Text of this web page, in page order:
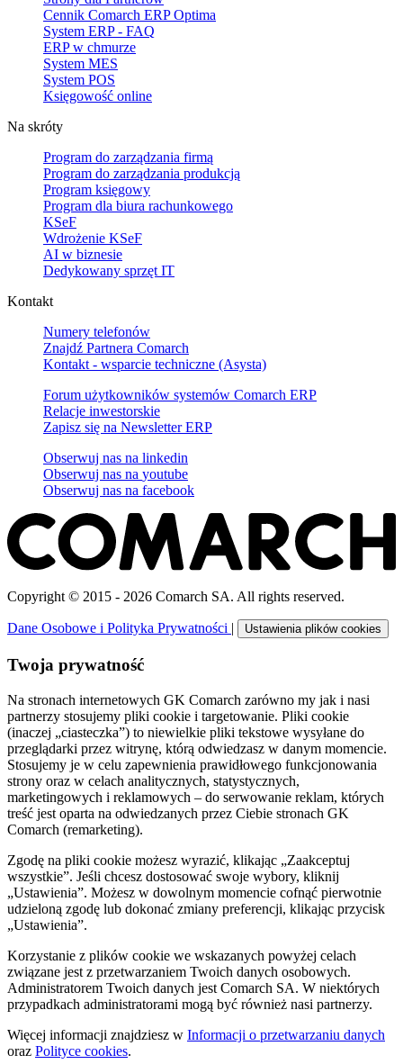
Cennik Comarch ERP Optima
System ERP - FAQ
ERP w chmurze
System MES
System POS
Księgowość online
Na skróty
Program do zarządzania firmą
Program do zarządzania produkcją
Program księgowy
Program dla biura rachunkowego
KSeF
Wdrożenie KSeF
AI w biznesie
Dedykowany sprzęt IT
Kontakt
Numery telefonów
Znajdź Partnera Comarch
Kontakt - wsparcie techniczne (Asysta)
Forum użytkowników systemów Comarch ERP
Relacje inwestorskie
Zapisz się na Newsletter ERP
Obserwuj nas na linkedin
Obserwuj nas na youtube
Obserwuj nas na facebook
Copyright © 2015 - 2026 Comarch SA. All rights reserved.
Dane Osobowe i Polityka Prywatności | Ustawienia plików cookies
Twoja prywatność
Na stronach internetowych GK Comarch zarówno my jak i nasi
partnerzy stosujemy pliki cookie i targetowanie. Pliki cookie
(inaczej „ciasteczka”) to niewielkie pliki tekstowe wysyłane do
przeglądarki przez witrynę, którą odwiedzasz w danym momencie.
Stosujemy je w celu zapewnienia prawidłowego funkcjonowania
strony oraz w celach analitycznych, statystycznych,
marketingowych i reklamowych – do serwowanie reklam, których
treść jest oparta na odwiedzanych przez Ciebie stronach GK
Comarch (remarketing).
Zgodę na pliki cookie możesz wyrazić, klikając „Zaakceptuj
wszystkie”. Jeśli chcesz dostosować swoje wybory, kliknij
„Ustawienia”. Możesz w dowolnym momencie cofnąć pierwotnie
udzieloną zgodę lub dokonać zmiany preferencji, klikając przycisk
„Ustawienia”.
Korzystanie z plików cookie we wskazanych powyżej celach
związane jest z przetwarzaniem Twoich danych osobowych.
Administratorem Twoich danych jest Comarch SA. W niektórych
przypadkach administratorami mogą być również nasi partnerzy.
Więcej informacji znajdziesz w Informacji o przetwarzaniu danych
oraz Polityce cookies.